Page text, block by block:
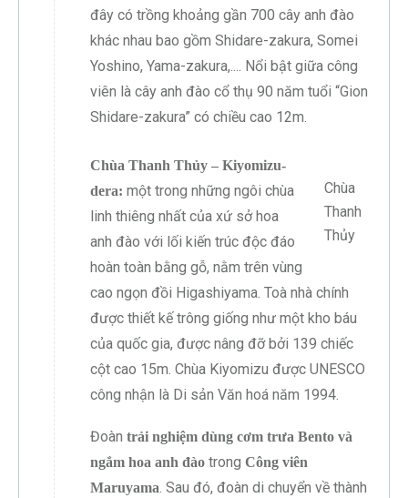
đây có trồng khoảng gần 700 cây anh đào
khác nhau bao gồm Shidare-zakura, Somei
Yoshino, Yama-zakura,.... Nổi bật giữa công
viên là cây anh đào cổ thụ 90 năm tuổi “Gion
Shidare-zakura” có chiều cao 12m.
Chùa
Thanh
Thủy
Chùa Thanh Thủy – Kiyomizu-
dera: một trong những ngôi chùa
linh thiêng nhất của xứ sở hoa
anh đào với lối kiến trúc độc đáo
hoàn toàn bằng gỗ, nằm trên vùng
cao ngọn đồi Higashiyama. Toà nhà chính
được thiết kế trông giống như một kho báu
của quốc gia, được nâng đỡ bởi 139 chiếc
cột cao 15m. Chùa Kiyomizu được UNESCO
công nhận là Di sản Văn hoá năm 1994.
Đoàn trải nghiệm dùng cơm trưa Bento và
ngắm hoa anh đào trong Công viên
Maruyama. Sau đó, đoàn di chuyển về thành